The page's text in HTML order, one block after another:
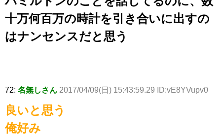
十万何百万の時計を引き合いに出すの
はナンセンスだと思う
72: 名無しさん 2017/04/09(日) 15:43:59.29 ID:vE8YVupv0
良いと思う
俺好み